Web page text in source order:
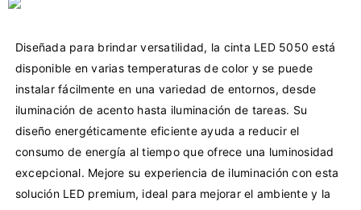
Diseñada para brindar versatilidad, la cinta LED 5050 está
disponible en varias temperaturas de color y se puede
instalar fácilmente en una variedad de entornos, desde
iluminación de acento hasta iluminación de tareas. Su
diseño energéticamente eficiente ayuda a reducir el
consumo de energía al tiempo que ofrece una luminosidad
excepcional. Mejore su experiencia de iluminación con esta
solución LED premium, ideal para mejorar el ambiente y la